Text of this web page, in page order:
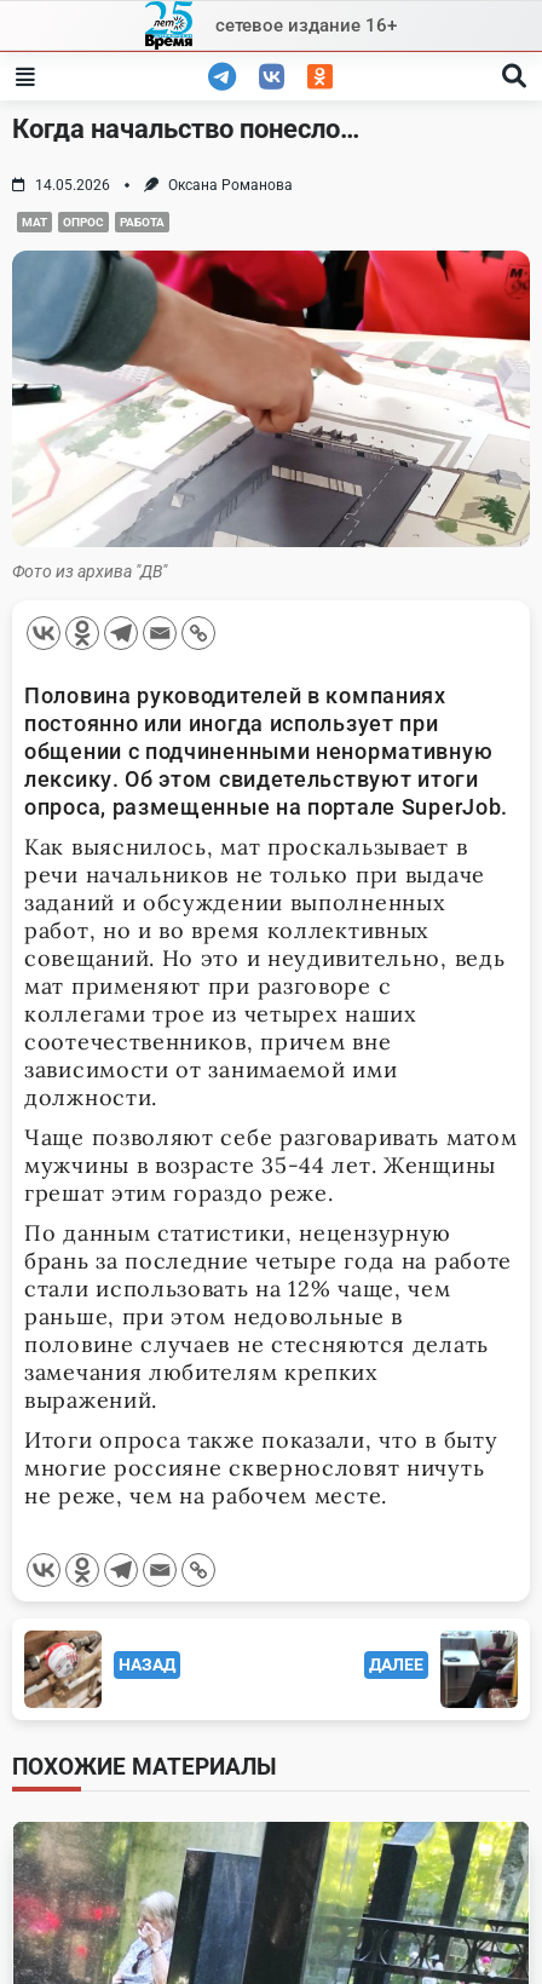
content
сетевое издание 16+
Когда начальство понесло…
14.05.2026 Оксана Романова
МАТ ОПРОС РАБОТА
Фото из архива "ДВ"
Половина руководителей в компаниях
постоянно или иногда использует при
общении с подчиненными ненормативную
лексику. Об этом свидетельствуют итоги
опроса, размещенные на портале SuperJob.
Как выяснилось, мат проскальзывает в
речи начальников не только при выдаче
заданий и обсуждении выполненных
работ, но и во время коллективных
совещаний. Но это и неудивительно, ведь
мат применяют при разговоре с
коллегами трое из четырех наших
соотечественников, причем вне
зависимости от занимаемой ими
должности.
Чаще позволяют себе разговаривать матом
мужчины в возрасте 35-44 лет. Женщины
грешат этим гораздо реже.
По данным статистики, нецензурную
брань за последние четыре года на работе
стали использовать на 12% чаще, чем
раньше, при этом недовольные в
половине случаев не стесняются делать
замечания любителям крепких
выражений.
Итоги опроса также показали, что в быту
многие россияне сквернословят ничуть
не реже, чем на рабочем месте.
<span
class="nav-
subtitle
screen-
reader-
text">Page</span>
НАЗАД ДАЛЕЕ
ПОХОЖИЕ МАТЕРИАЛЫ